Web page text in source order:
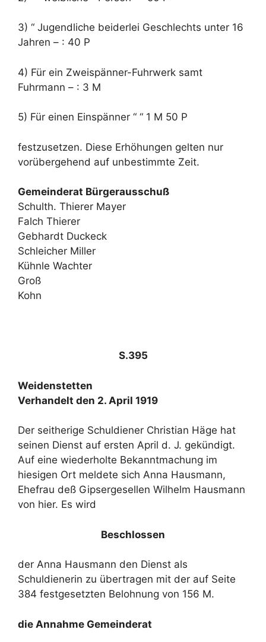
3) “ Jugendliche beiderlei Geschlechts unter 16
Jahren – : 40 P
4) Für ein Zweispänner-Fuhrwerk samt
Fuhrmann – : 3 M
5) Für einen Einspänner “ “ 1 M 50 P
festzusetzen. Diese Erhöhungen gelten nur
vorübergehend auf unbestimmte Zeit.
Gemeinderat Bürgerausschuß
Schulth. Thierer Mayer
Falch Thierer
Gebhardt Duckeck
Schleicher Miller
Kühnle Wachter
Groß
Kohn
S.395
Weidenstetten
Verhandelt den 2. April 1919
Der seitherige Schuldiener Christian Häge hat
seinen Dienst auf ersten April d. J. gekündigt.
Auf eine wiederholte Bekanntmachung im
hiesigen Ort meldete sich Anna Hausmann,
Ehefrau deß Gipsergesellen Wilhelm Hausmann
von hier. Es wird
Beschlossen
der Anna Hausmann den Dienst als
Schuldienerin zu übertragen mit der auf Seite
384 festgesetzten Belohnung von 156 M.
die Annahme Gemeinderat